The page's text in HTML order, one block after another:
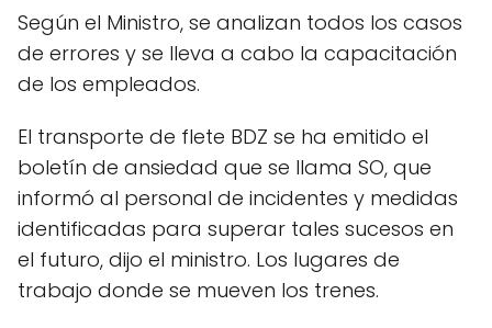
Según el Ministro, se analizan todos los casos
de errores y se lleva a cabo la capacitación
de los empleados.
El transporte de flete BDZ se ha emitido el
boletín de ansiedad que se llama SO, que
informó al personal de incidentes y medidas
identificadas para superar tales sucesos en
el futuro, dijo el ministro. Los lugares de
trabajo donde se mueven los trenes.